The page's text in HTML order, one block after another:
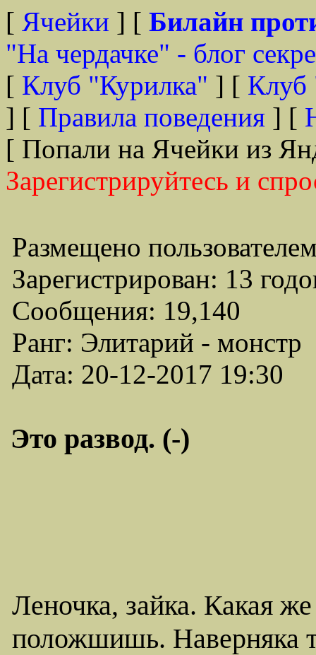
[ Ячейки ] [ Билайн
"На чердачке" - блог
[ Клуб "Курилка" ] [ Клуб
] [ Правила поведения ] [
[ Попали на Ячейки из
Зарегистрируйтесь и
Размещено
Зарегистрирован: 13
Сообщения: 19,140
Ранг: Элитарий - монстр
Дата: 20-12-2017 19:30
Это развод. (-)
Леночка, зайка. Какая
положшишь. Наверняка